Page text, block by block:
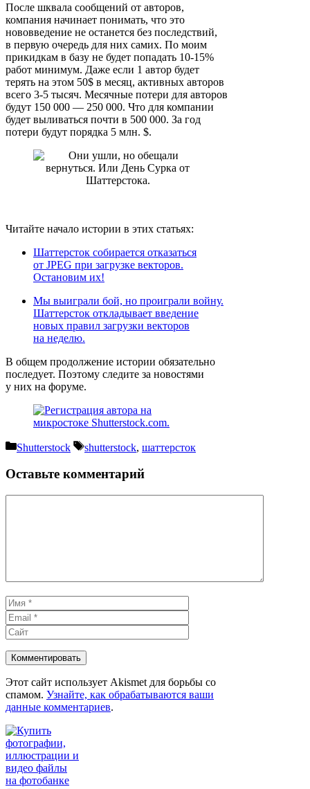
После шквала сообщений от авторов,
компания начинает понимать, что это
нововведение не останется без последствий,
в первую очередь для них самих. По моим
прикидкам в базу не будет попадать 10-15%
работ минимум. Даже если 1 автор будет
терять на этом 50$ в месяц, активных авторов
всего 3-5 тысяч. Месячные потери для авторов
будут 150 000 — 250 000. Что для компании
будет выливаться почти в 500 000. За год
потери будут порядка 5 млн. $.
Читайте начало истории в этих статьях:
Шаттерсток собирается отказаться
от JPEG при загрузке векторов.
Остановим их!
Мы выиграли бой, но проиграли войну.
Шаттерсток откладывает введение
новых правил загрузки векторов
на неделю.
В общем продолжение истории обязательно
последует. Поэтому следите за новостями
у них на форуме.
Рубрики
Shutterstock Метки
shutterstock, шаттерсток
Оставьте комментарий
Имя
Этот сайт использует Akismet для борьбы со
спамом. Узнайте, как обрабатываются ваши
данные комментариев.